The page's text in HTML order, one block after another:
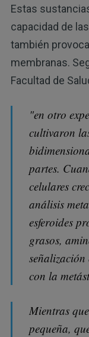
Estas
capacidad de
también
membranas.
Facultad de
"en otro
cultivaron
partes.
celulares
análisis
esferoides
grasos,
señalización
con la
Mientras
pequeña,